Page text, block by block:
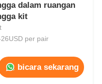
dalam ruangan
kit
per pair
bicara sekarang